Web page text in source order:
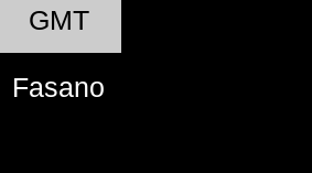
GMT
Fasano